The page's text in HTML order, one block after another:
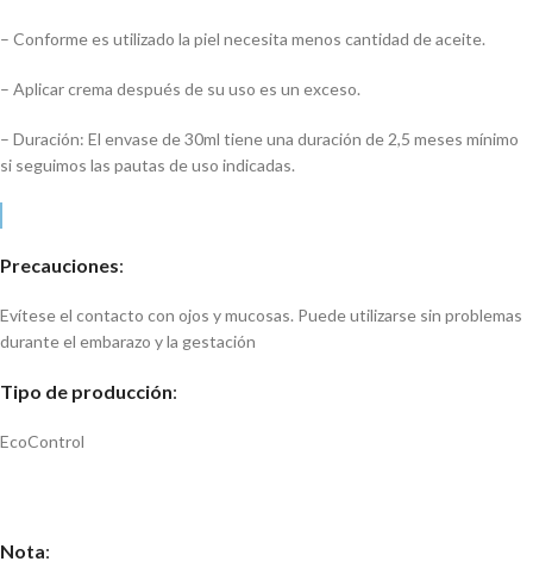
– Conforme es utilizado la piel necesita menos cantidad de aceite.
– Aplicar crema después de su uso es un exceso.
– Duración: El envase de 30ml tiene una duración de 2,5 meses mínimo
si seguimos las pautas de uso indicadas.
Precauciones:
Evítese el contacto con ojos y mucosas. Puede utilizarse sin problemas
durante el embarazo y la gestación
Tipo de producción:
EcoControl
Nota: